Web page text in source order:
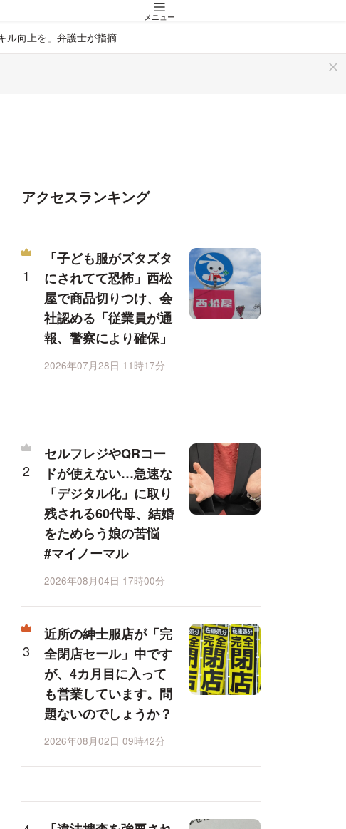
メニュー
ル向上を」弁護士が指摘
アクセスランキング
「子ども服がズタズタ
にされてて恐怖」西松
屋で商品切りつけ、会
社認める「従業員が通
報、警察により確保」
2026年07月28日 11時17分
セルフレジやQRコー
ドが使えない…急速な
「デジタル化」に取り
残される60代母、結婚
をためらう娘の苦悩
#マイノーマル
2026年08月04日 17時00分
近所の紳士服店が「完
全閉店セール」中です
が、4カ月目に入って
も営業しています。問
題ないのでしょうか？
2026年08月02日 09時42分